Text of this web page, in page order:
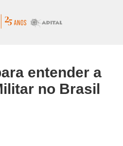
entender a
no Brasil